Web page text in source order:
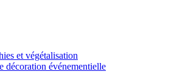
et végétalisation
décoration événementielle